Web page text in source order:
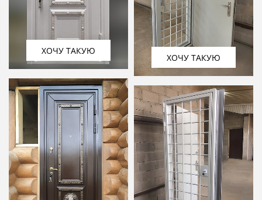
ХОЧУ ТАКУЮ
ХОЧУ ТАКУЮ